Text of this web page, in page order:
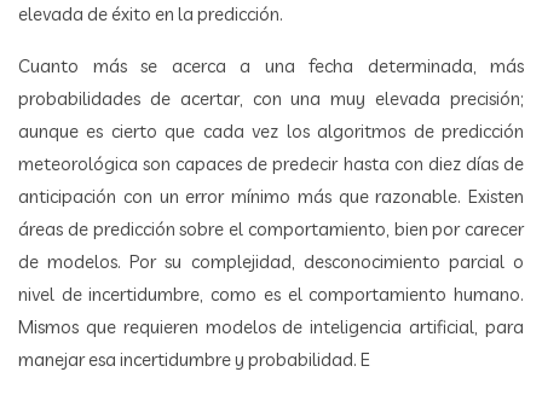
elevada de éxito en la predicción.
Cuanto más se acerca a una fecha determinada, más
probabilidades de acertar, con una muy elevada precisión;
aunque es cierto que cada vez los algoritmos de predicción
meteorológica son capaces de predecir hasta con diez días de
anticipación con un error mínimo más que razonable. Existen
áreas de predicción sobre el comportamiento, bien por carecer
de modelos. Por su complejidad, desconocimiento parcial o
nivel de incertidumbre, como es el comportamiento humano.
Mismos que requieren modelos de inteligencia artificial, para
manejar esa incertidumbre y probabilidad. E